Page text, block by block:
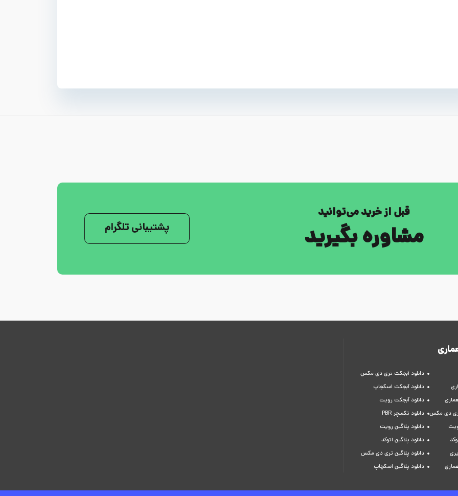
قبل از خرید می‌توانید
مشاوره بگیرید پشتیبانی تلگرام
تری دی مکس
دانلود آبجکت تری دی مکس
دانلود آبجکت اسکچاپ
دانلود آبجکت رویت
دانلود تکسچر PBR
دانلود پلاگین رویت
دانلود پلاگین اتوکد
دانلود پلاگین تری دی مکس
دانلود پلاگین اسکچاپ